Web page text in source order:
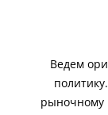
Ведем
рыночному